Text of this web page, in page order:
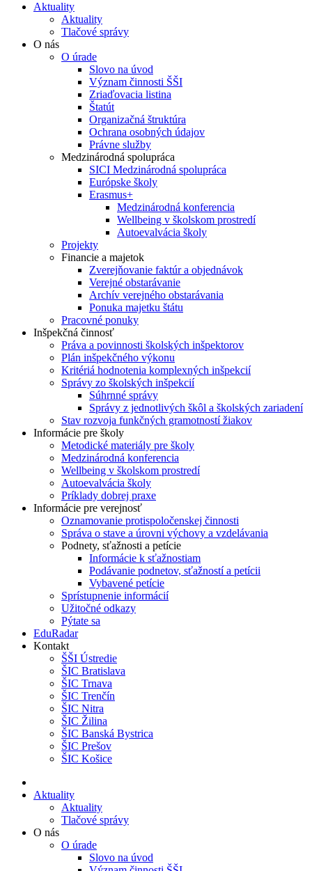
Aktuality
Aktuality
Tlačové správy
O nás
O úrade
Slovo na úvod
Význam činnosti ŠŠI
Zriaďovacia listina
Štatút
Organizačná štruktúra
Ochrana osobných údajov
Právne služby
Medzinárodná spolupráca
SICI Medzinárodná spolupráca
Európske školy
Erasmus+
Medzinárodná konferencia
Wellbeing v školskom prostredí
Autoevalvácia školy
Projekty
Financie a majetok
Zverejňovanie faktúr a objednávok
Verejné obstarávanie
Archív verejného obstarávania
Ponuka majetku štátu
Pracovné ponuky
Inšpekčná činnosť
Práva a povinnosti školských inšpektorov
Plán inšpekčného výkonu
Kritériá hodnotenia komplexných inšpekcií
Správy zo školských inšpekcií
Súhrnné správy
Správy z jednotlivých škôl a školských zariadení
Stav rozvoja funkčných gramotností žiakov
Informácie pre školy
Metodické materiály pre školy
Medzinárodná konferencia
Wellbeing v školskom prostredí
Autoevalvácia školy
Príklady dobrej praxe
Informácie pre verejnosť
Oznamovanie protispoločenskej činnosti
Správa o stave a úrovni výchovy a vzdelávania
Podnety, sťažnosti a petície
Informácie k sťažnostiam
Podávanie podnetov, sťažností a petícii
Vybavené petície
Sprístupnenie informácií
Užitočné odkazy
Pýtate sa
EduRadar
Kontakt
ŠŠI Ústredie
ŠIC Bratislava
ŠIC Trnava
ŠIC Trenčín
ŠIC Nitra
ŠIC Žilina
ŠIC Banská Bystrica
ŠIC Prešov
ŠIC Košice
Aktuality
Aktuality
Tlačové správy
O nás
O úrade
Slovo na úvod